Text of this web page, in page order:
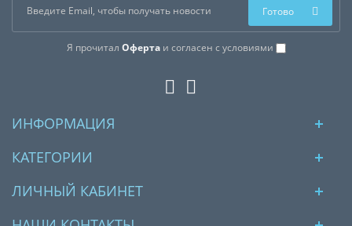
Я прочитал Офертаи согласен с условиями
Готово
ИНФОРМАЦИЯ
КАТЕГОРИИ
ЛИЧНЫЙ КАБИНЕТ